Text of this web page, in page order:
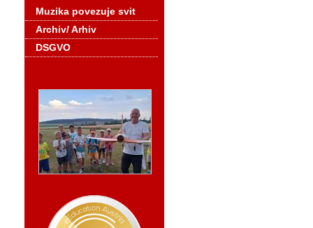
Muzika povezuje svit
Archiv/ Arhiv
DSGVO